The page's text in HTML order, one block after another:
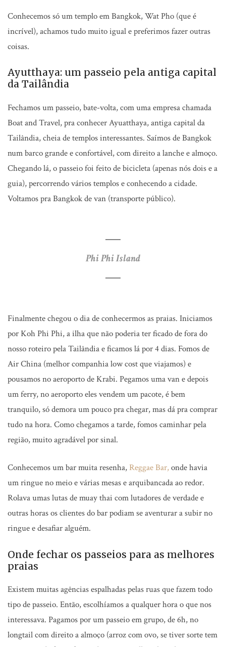
Conhecemos só um templo em Bangkok, Wat Pho (que é
incrível), achamos tudo muito igual e preferimos fazer outras
coisas.
Ayutthaya: um passeio pela antiga capital
da Tailândia
Fechamos um passeio, bate-volta, com uma empresa chamada
Boat and Travel, pra conhecer Ayuatthaya, antiga capital da
Tailândia, cheia de templos interessantes. Saímos de Bangkok
num barco grande e confortável, com direito a lanche e almoço.
Chegando lá, o passeio foi feito de bicicleta (apenas nós dois e a
guia), percorrendo vários templos e conhecendo a cidade.
Voltamos pra Bangkok de van (transporte público).
Phi Phi Island
Finalmente chegou o dia de conhecermos as praias. Iniciamos
por Koh Phi Phi, a ilha que não poderia ter ficado de fora do
nosso roteiro pela Tailândia e ficamos lá por 4 dias. Fomos de
Air China (melhor companhia low cost que viajamos) e
pousamos no aeroporto de Krabi. Pegamos uma van e depois
um ferry, no aeroporto eles vendem um pacote, é bem
tranquilo, só demora um pouco pra chegar, mas dá pra comprar
tudo na hora. Como chegamos a tarde, fomos caminhar pela
região, muito agradável por sinal.
Conhecemos um bar muita resenha, Reggae Bar,onde havia
um ringue no meio e várias mesas e arquibancada ao redor.
Rolava umas lutas de muay thai com lutadores de verdade e
outras horas os clientes do bar podiam se aventurar a subir no
ringue e desafiar alguém.
Onde fechar os passeios para as melhores
praias
Existem muitas agências espalhadas pelas ruas que fazem todo
tipo de passeio. Então, escolhíamos a qualquer hora o que nos
interessava. Pagamos por um passeio em grupo, de 6h, no
longtail com direito a almoço (arroz com ovo, se tiver sorte tem